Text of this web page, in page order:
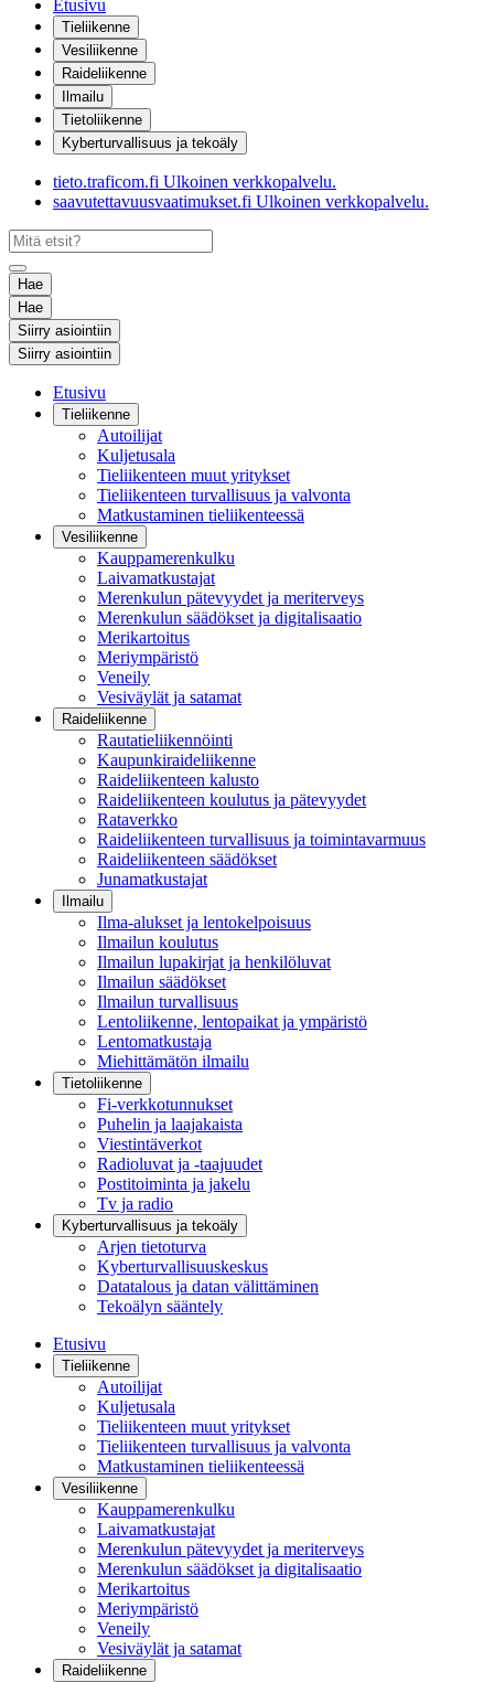
Etusivu
Tieliikenne
Vesiliikenne
Raideliikenne
Ilmailu
Tietoliikenne
Kyberturvallisuus ja tekoäly
tieto.traficom.fi Ulkoinen verkkopalvelu.
saavutettavuusvaatimukset.fi Ulkoinen verkkopalvelu.
Hae
Hae
Siirry asiointiin
Siirry asiointiin
Etusivu
Tieliikenne
Autoilijat
Kuljetusala
Tieliikenteen muut yritykset
Tieliikenteen turvallisuus ja valvonta
Matkustaminen tieliikenteessä
Vesiliikenne
Kauppamerenkulku
Laivamatkustajat
Merenkulun pätevyydet ja meriterveys
Merenkulun säädökset ja digitalisaatio
Merikartoitus
Meriympäristö
Veneily
Vesiväylät ja satamat
Raideliikenne
Rautatieliikennöinti
Kaupunkiraideliikenne
Raideliikenteen kalusto
Raideliikenteen koulutus ja pätevyydet
Rataverkko
Raideliikenteen turvallisuus ja toimintavarmuus
Raideliikenteen säädökset
Junamatkustajat
Ilmailu
Ilma-alukset ja lentokelpoisuus
Ilmailun koulutus
Ilmailun lupakirjat ja henkilöluvat
Ilmailun säädökset
Ilmailun turvallisuus
Lentoliikenne, lentopaikat ja ympäristö
Lentomatkustaja
Miehittämätön ilmailu
Tietoliikenne
Fi-verkkotunnukset
Puhelin ja laajakaista
Viestintäverkot
Radioluvat ja -taajuudet
Postitoiminta ja jakelu
Tv ja radio
Kyberturvallisuus ja tekoäly
Arjen tietoturva
Kyberturvallisuuskeskus
Datatalous ja datan välittäminen
Tekoälyn sääntely
Etusivu
Tieliikenne
Autoilijat
Kuljetusala
Tieliikenteen muut yritykset
Tieliikenteen turvallisuus ja valvonta
Matkustaminen tieliikenteessä
Vesiliikenne
Kauppamerenkulku
Laivamatkustajat
Merenkulun pätevyydet ja meriterveys
Merenkulun säädökset ja digitalisaatio
Merikartoitus
Meriympäristö
Veneily
Vesiväylät ja satamat
Raideliikenne